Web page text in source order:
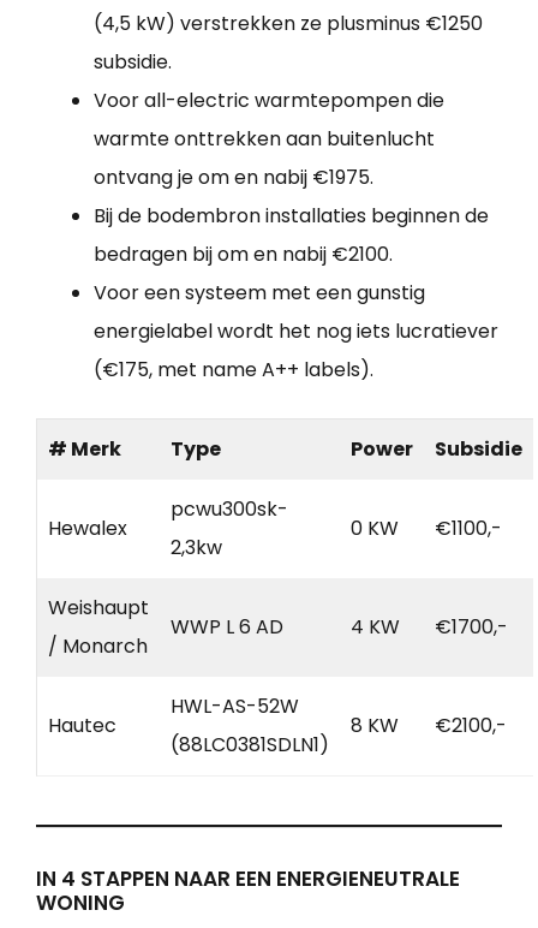
(4,5 kW) verstrekken ze plusminus €1250
subsidie.
Voor all-electric warmtepompen die
warmte onttrekken aan buitenlucht
ontvang je om en nabij €1975.
Bij de bodembron installaties beginnen de
bedragen bij om en nabij €2100.
Voor een systeem met een gunstig
energielabel wordt het nog iets lucratiever
(€175, met name A++ labels).
# Merk Type Power Subsidie
Hewalex
pcwu300sk-
2,3kw
0 KW €1100,-
Weishaupt
/ Monarch
WWP L 6 AD 4 KW €1700,-
Hautec
HWL-AS-52W
(88LC0381SDLN1)
8 KW €2100,-
IN 4 STAPPEN NAAR EEN ENERGIENEUTRALE
WONING